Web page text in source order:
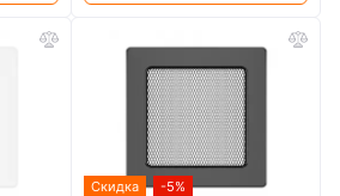
Скидка -5%